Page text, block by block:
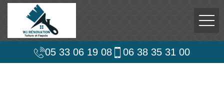
05 33 06 19 08 06 38 35 31 00